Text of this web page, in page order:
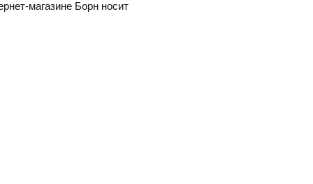
магазине Борн носит